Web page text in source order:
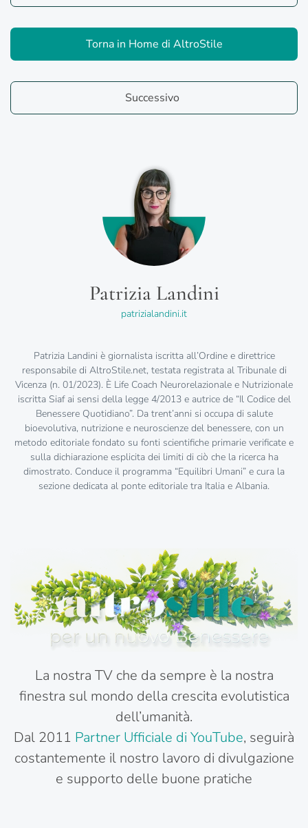
Torna in Home di AltroStile
Successivo
Patrizia Landini
patrizialandini.it
Patrizia Landini è giornalista iscritta all’Ordine e direttrice
responsabile di AltroStile.net, testata registrata al Tribunale di
Vicenza (n. 01/2023). È Life Coach Neurorelazionale e Nutrizionale
iscritta Siaf ai sensi della legge 4/2013 e autrice de “Il Codice del
Benessere Quotidiano”. Da trent’anni si occupa di salute
bioevolutiva, nutrizione e neuroscienze del benessere, con un
metodo editoriale fondato su fonti scientifiche primarie verificate e
sulla dichiarazione esplicita dei limiti di ciò che la ricerca ha
dimostrato. Conduce il programma “Equilibri Umani” e cura la
sezione dedicata al ponte editoriale tra Italia e Albania.
La nostra TV che da sempre è la nostra
finestra sul mondo della crescita evolutistica
dell’umanità.
Dal 2011 Partner Ufficiale di YouTube, seguirà
costantemente il nostro lavoro di divulgazione
e supporto delle buone pratiche